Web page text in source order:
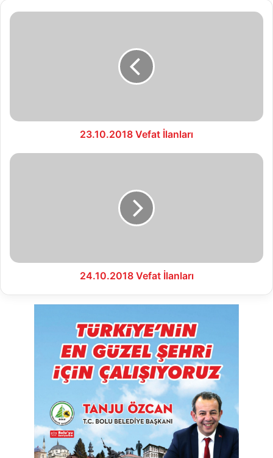
23.10.2018
23.10.2018 Vefat İlanları
24.10.2018
24.10.2018 Vefat İlanları